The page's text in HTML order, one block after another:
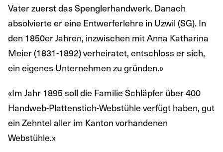
Vater zuerst das Spenglerhandwerk. Danach
absolvierte er eine Entwerferlehre in Uzwil (SG). In
den 1850er Jahren, inzwischen mit Anna Katharina
Meier (1831-1892) verheiratet, entschloss er sich,
ein eigenes Unternehmen zu gründen.»
«Im Jahr 1895 soll die Familie Schläpfer über 400
Handweb-Plattenstich-Webstühle verfügt haben, gut
ein Zehntel aller im Kanton vorhandenen
Webstühle.»